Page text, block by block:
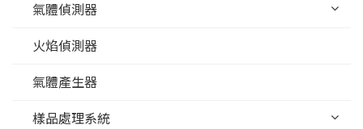
氣體偵測器
火焰偵測器
氣體產生器
樣品處理系統